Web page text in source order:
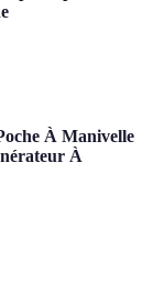
À Manivelle
À